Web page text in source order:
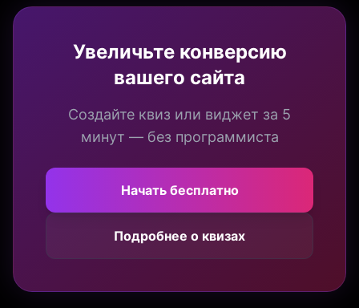
Увеличьте конверсию
вашего сайта
Создайте квиз или виджет за 5
минут — без программиста
Начать бесплатно
Подробнее о квизах